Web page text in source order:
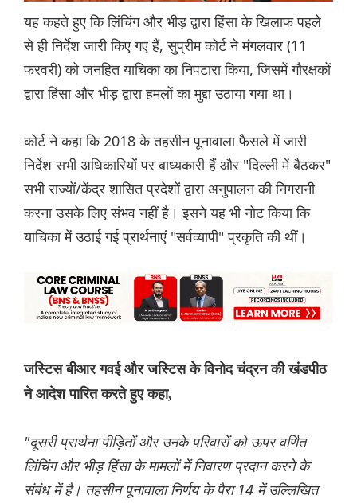
यह कहते हुए कि लिंचिंग और भीड़ द्वारा हिंसा के खिलाफ पहले
से ही निर्देश जारी किए गए हैं, सुप्रीम कोर्ट ने मंगलवार (11
फरवरी) को जनहित याचिका का निपटारा किया, जिसमें गौरक्षकों
द्वारा हिंसा और भीड़ द्वारा हमलों का मुद्दा उठाया गया था।
कोर्ट ने कहा कि 2018 के तहसीन पूनावाला फैसले में जारी
निर्देश सभी अधिकारियों पर बाध्यकारी हैं और "दिल्ली में बैठकर"
सभी राज्यों/केंद्र शासित प्रदेशों द्वारा अनुपालन की निगरानी
करना उसके लिए संभव नहीं है। इसने यह भी नोट किया कि
याचिका में उठाई गई प्रार्थनाएं "सर्वव्यापी" प्रकृति की थीं।
जस्टिस बीआर गवई और जस्टिस के विनोद चंद्रन की खंडपीठ
ने आदेश पारित करते हुए कहा,
"दूसरी प्रार्थना पीड़ितों और उनके परिवारों को ऊपर वर्णित
लिंचिंग और भीड़ हिंसा के मामलों में निवारण प्रदान करने के
संबंध में है। तहसीन पूनावाला निर्णय के पैरा 14 में उल्लिखित